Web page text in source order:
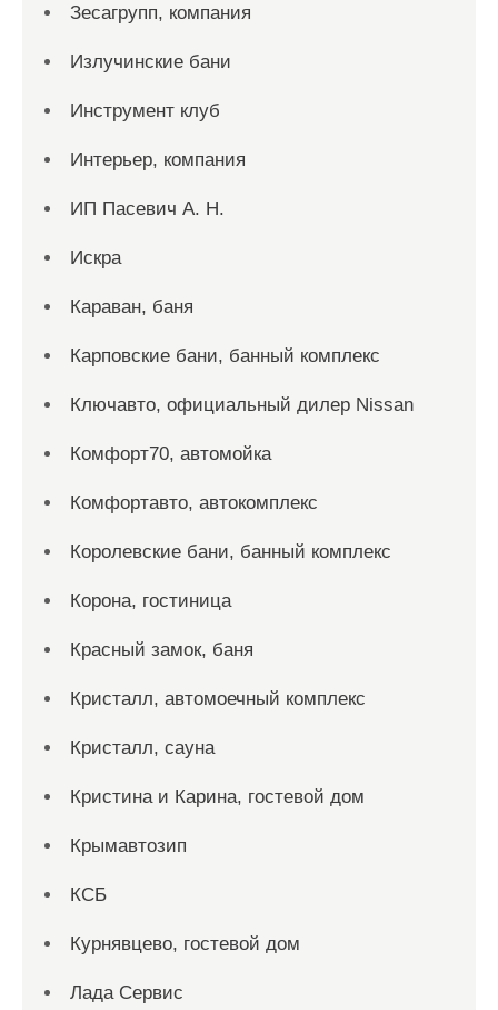
Зесагрупп, компания
Излучинские бани
Инструмент клуб
Интерьер, компания
ИП Пасевич А. Н.
Искра
Караван, баня
Карповские бани, банный комплекс
Ключавто, официальный дилер Nissan
Комфорт70, автомойка
Комфортавто, автокомплекс
Королевские бани, банный комплекс
Корона, гостиница
Красный замок, баня
Кристалл, автомоечный комплекс
Кристалл, сауна
Кристина и Карина, гостевой дом
Крымавтозип
КСБ
Курнявцево, гостевой дом
Лада Сервис